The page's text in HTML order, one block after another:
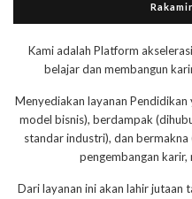
Kami adalah Platform
belajar dan membangun
Menyediakan layanan Pendidikan
model bisnis), berdampak
standar industri), dan
pengembangan karir,
Dari layanan ini akan lahir jutaan